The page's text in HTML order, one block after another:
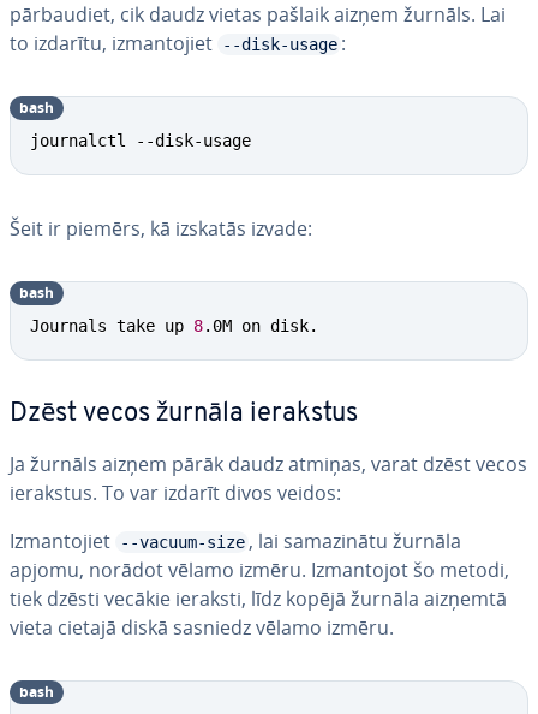
pār­bau­diet, cik daudz vietas pašlaik aizņem žurnāls. Lai
to izdarītu, iz­man­to­jiet
--disk-usage :
journalctl --disk-usage
bash
Šeit ir piemērs, kā izskatās izvade:
Journals take up 8.0M on disk.
bash
Dzēst vecos žurnāla ierakstus
Ja žurnāls aizņem pārāk daudz atmiņas, varat dzēst vecos
ierakstus. To var izdarīt divos veidos:
Iz­man­to­jiet
--vacuum-size , lai sa­ma­zi­nā­tu žurnāla
apjomu, norādot vēlamo izmēru. Iz­man­to­jot šo metodi,
tiek dzēsti vecākie ieraksti, līdz kopējā žurnāla aizņemtā
vieta cietajā diskā sasniedz vēlamo izmēru.
bash